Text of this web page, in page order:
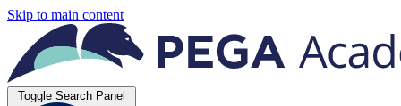
Skip to main content
Toggle Search Panel